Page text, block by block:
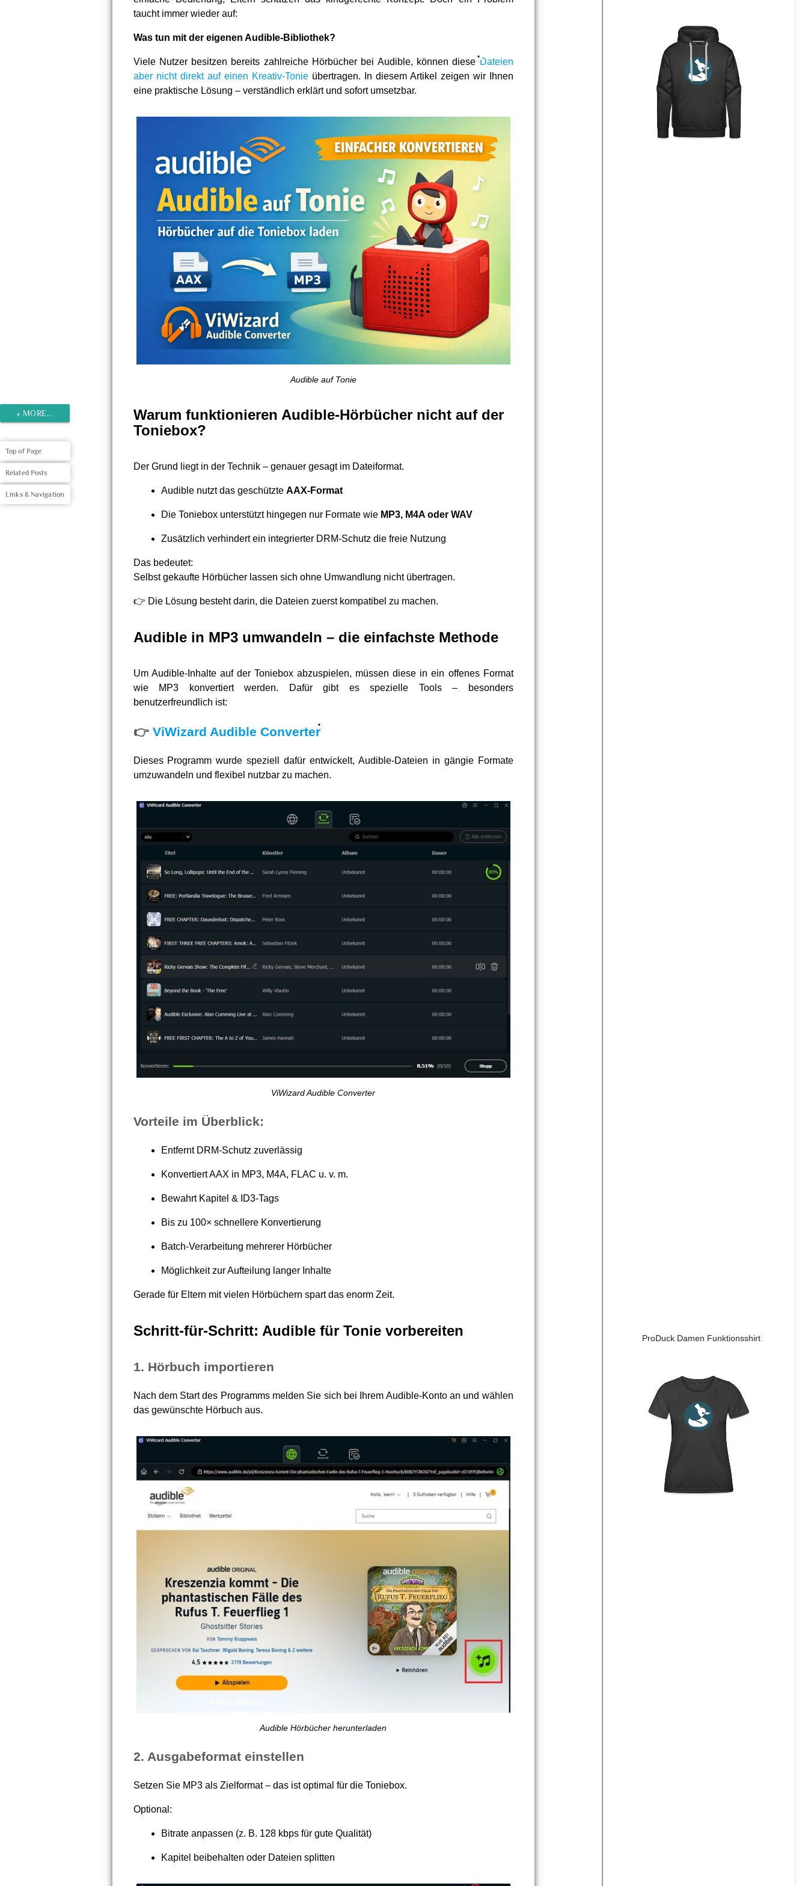
taucht immer wieder auf:
Was tun mit der eigenen Audible-Bibliothek?
Viele Nutzer besitzen bereits zahlreiche Hörbücher bei Audible, können dieseDateien
aber nicht direkt auf einen Kreativ-Tonieübertragen. In diesem Artikel zeigen wir Ihnen
eine praktische Lösung – verständlich erklärt und sofort umsetzbar.
Audible auf Tonie
Warum funktionieren Audible-Hörbücher nicht auf der
Toniebox?
Der Grund liegt in der Technik – genauer gesagt im Dateiformat.
Audible nutzt das geschützte AAX-Format
Die Toniebox unterstützt hingegen nur Formate wie MP3, M4A oder WAV
Zusätzlich verhindert ein integrierter DRM-Schutz die freie Nutzung
Das bedeutet:
Selbst gekaufte Hörbücher lassen sich ohne Umwandlung nicht übertragen.
👉 Die Lösung besteht darin, die Dateien zuerst kompatibel zu machen.
Audible in MP3 umwandeln – die einfachste Methode
Um Audible-Inhalte auf der Toniebox abzuspielen, müssen diese in ein offenes Format
wie MP3 konvertiert werden. Dafür gibt es spezielle Tools – besonders
benutzerfreundlich ist:
👉 ViWizard Audible Converter
Dieses Programm wurde speziell dafür entwickelt, Audible-Dateien in gängie Formate
umzuwandeln und flexibel nutzbar zu machen.
ViWizard Audible Converter
Vorteile im Überblick:
Entfernt DRM-Schutz zuverlässig
Konvertiert AAX in MP3, M4A, FLAC u. v. m.
Bewahrt Kapitel & ID3-Tags
Bis zu 100× schnellere Konvertierung
Batch-Verarbeitung mehrerer Hörbücher
Möglichkeit zur Aufteilung langer Inhalte
Gerade für Eltern mit vielen Hörbüchern spart das enorm Zeit.
Schritt-für-Schritt: Audible für Tonie vorbereiten
1. Hörbuch importieren
Nach dem Start des Programms melden Sie sich bei Ihrem Audible-Konto an und wählen
das gewünschte Hörbuch aus.
Audible Hörbücher herunterladen
2. Ausgabeformat einstellen
Setzen Sie MP3 als Zielformat – das ist optimal für die Toniebox.
Optional:
Bitrate anpassen (z. B. 128 kbps für gute Qualität)
Kapitel beibehalten oder Dateien splitten
ProDuck Damen Funktionsshirt
« MORE...
Top of Page
Related Posts
Links & Navigation